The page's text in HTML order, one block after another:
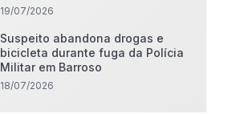
19/07/2026
Suspeito abandona drogas e
bicicleta durante fuga da Polícia
Militar em Barroso
18/07/2026